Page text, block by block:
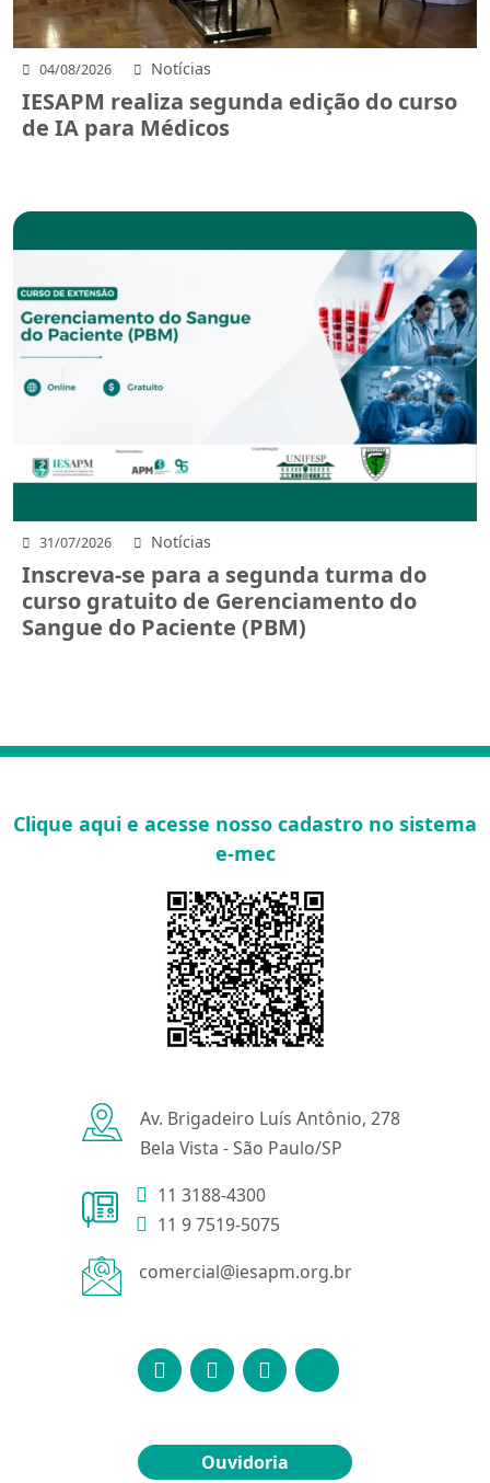
04/08/2026 Notícias
IESAPM realiza segunda edição do curso
de IA para Médicos
31/07/2026 Notícias
Inscreva-se para a segunda turma do
curso gratuito de Gerenciamento do
Sangue do Paciente (PBM)
Clique aqui e acesse nosso cadastro no sistema
e-mec
Av. Brigadeiro Luís Antônio, 278
Bela Vista - São Paulo/SP
11 3188-4300
11 9 7519-5075
comercial@iesapm.org.br
Ouvidoria